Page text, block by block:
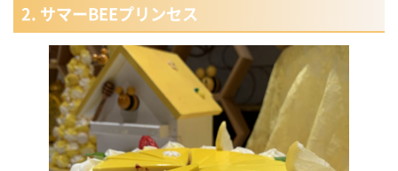
2. サマーBEEプリンセス